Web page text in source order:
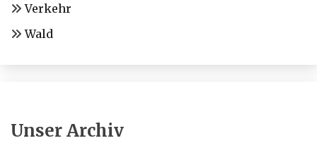
Verkehr
Wald
Unser Archiv